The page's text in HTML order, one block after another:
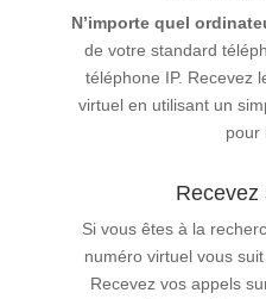
N’importe quel
de votre standard
téléphone IP. Recevez
virtuel en utilisant un
pour
Recevez
Si vous êtes à la
numéro virtuel vous
Recevez vos appels